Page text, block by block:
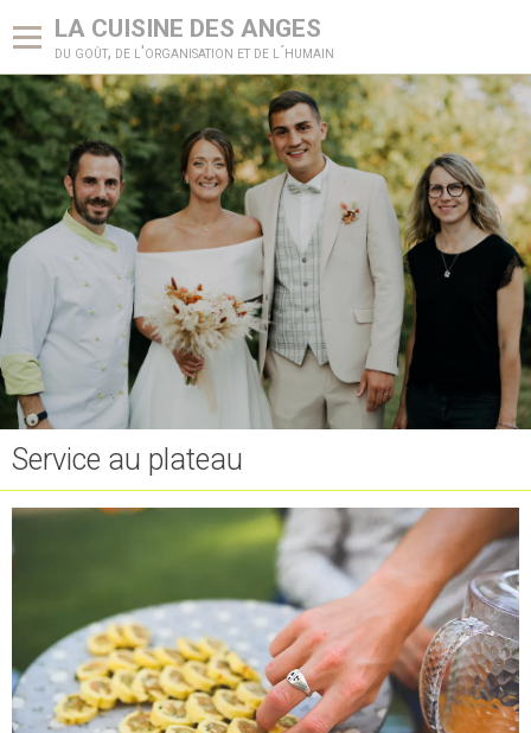
LA CUISINE DES ANGES
du goût, de l'organisation et de l´humain
Accueil
Notre différence
Demande d'Informations Mariage
Livre d'or
Galerie photos
Service au plateau